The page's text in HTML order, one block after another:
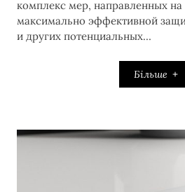
комплекс мер, направленных на
максимально эффективной
и других потенциальных…
Більше